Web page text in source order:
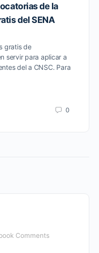
de la
del SENA
gratis de
servir para aplicar a
del a CNSC. Para
0
Comments